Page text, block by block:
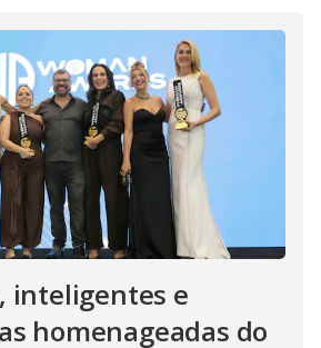
inteligentes e
homenageadas do